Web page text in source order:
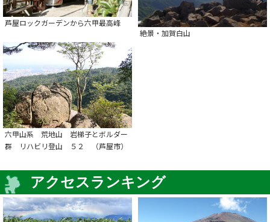
芦屋ロックガーデンから六甲最高峰
絶景・加賀白山
六甲山系 荒地山 岩梯子とボルダー
群 リハビリ登山 ５２ （芦屋市）
アクセスランキング